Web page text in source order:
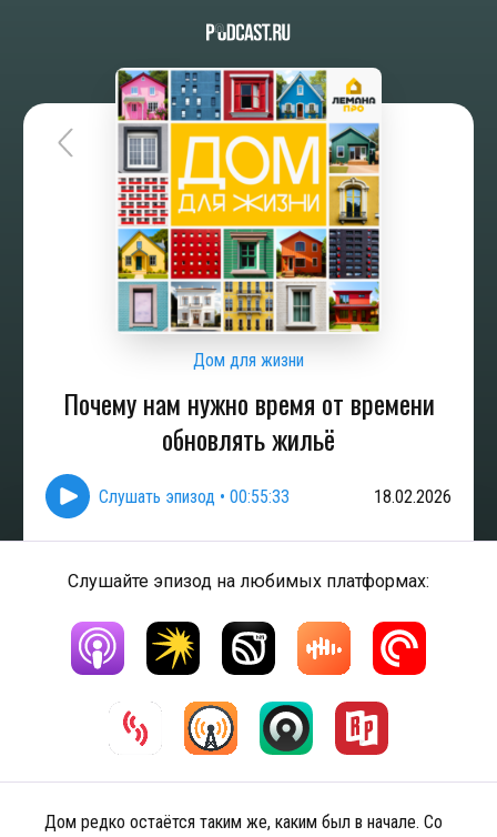
Дом для жизни
Почему нам нужно время от времени
обновлять жильё
Слушать эпизод • 00:55:33 18.02.2026
Слушайте эпизод на любимых платформах:
Дом редко остаётся таким же, каким был в начале. Со